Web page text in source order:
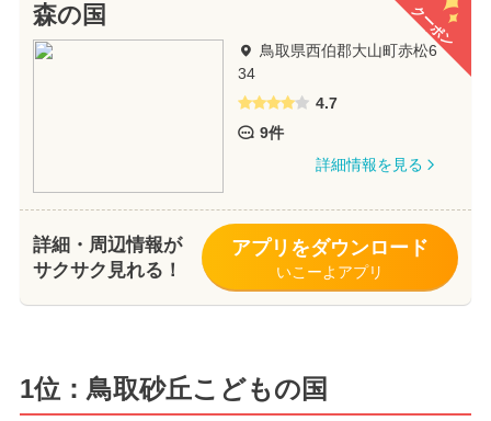
クーポン
森の国
鳥取県西伯郡大山町赤松6
34
4.7
9件
詳細情報を見る
詳細・周辺情報が
サクサク見れる！
アプリをダウンロード
いこーよアプリ
1位：鳥取砂丘こどもの国